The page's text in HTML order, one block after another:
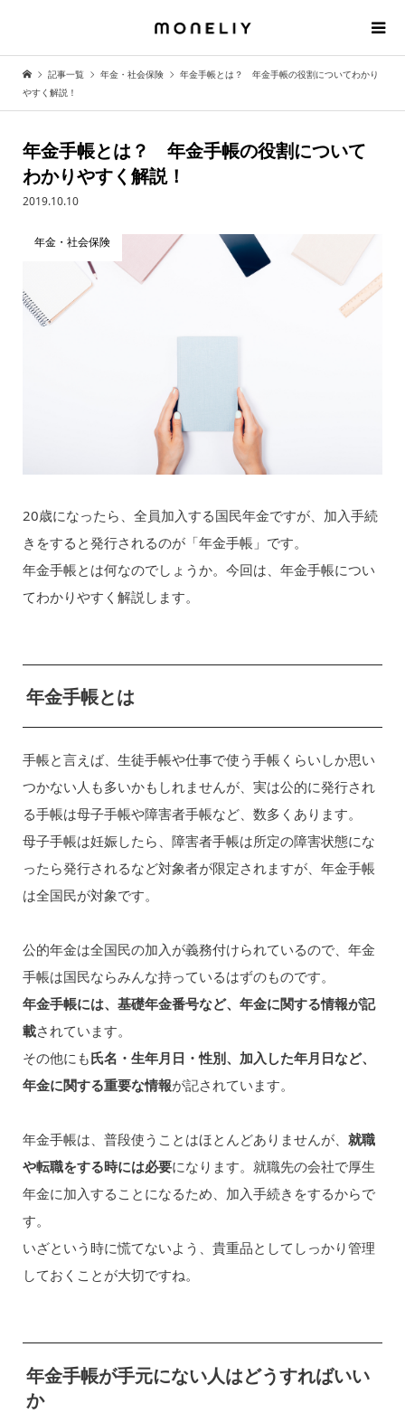
記事一覧 年金・社会保険
年金手帳とは？ 年金手帳の役割についてわかり
やすく解説！
年金手帳とは？ 年金手帳の役割について
わかりやすく解説！
2019.10.10
年金・社会保険
20歳になったら、全員加入する国民年金ですが、加入手続
きをすると発行されるのが「年金手帳」です。
年金手帳とは何なのでしょうか。今回は、年金手帳につい
てわかりやすく解説します。
年金手帳とは
手帳と言えば、生徒手帳や仕事で使う手帳くらいしか思い
つかない人も多いかもしれませんが、実は公的に発行され
る手帳は母子手帳や障害者手帳など、数多くあります。
母子手帳は妊娠したら、障害者手帳は所定の障害状態にな
ったら発行されるなど対象者が限定されますが、年金手帳
は全国民が対象です。
公的年金は全国民の加入が義務付けられているので、年金
手帳は国民ならみんな持っているはずのものです。
年金手帳には、基礎年金番号など、年金に関する情報が記
載されています。
その他にも氏名・生年月日・性別、加入した年月日など、
年金に関する重要な情報が記されています。
年金手帳は、普段使うことはほとんどありませんが、 就職
や転職をする時には必要になります。就職先の会社で厚生
年金に加入することになるため、加入手続きをするからで
す。
いざという時に慌てないよう、貴重品としてしっかり管理
しておくことが大切ですね。
年金手帳が手元にない人はどうすればいい
か